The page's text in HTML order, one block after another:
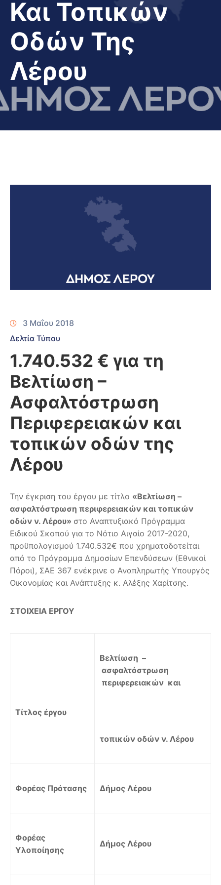
Και Τοπικών
Οδών Της
Λέρου
3 Μαΐου 2018
Δελτία Τύπου
1.740.532 € για τη
Βελτίωση –
Ασφαλτόστρωση
Περιφερειακών και
τοπικών οδών της
Λέρου
Την έγκριση του έργου με τίτλο «Βελτίωση –
ασφαλτόστρωση περιφερειακών και τοπικών
οδών ν. Λέρου» στο Αναπτυξιακό Πρόγραμμα
Ειδικού Σκοπού για το Νότιο Αιγαίο 2017-2020,
προϋπολογισμού 1.740.532€ που χρηματοδοτείται
από το Πρόγραμμα Δημοσίων Επενδύσεων (Εθνικοί
Πόροι), ΣΑΕ 367 ενέκρινε ο Αναπληρωτής Υπουργός
Οικονομίας και Ανάπτυξης κ. Αλέξης Χαρίτσης.
ΣΤΟΙΧΕΙΑ ΕΡΓΟΥ
Τίτλος έργου
Βελτίωση –
ασφαλτόστρωση
περιφερειακών και
τοπικών οδών ν. Λέρου
Φορέας Πρότασης Δήμος Λέρου
Φορέας
Υλοποίησης
Δήμος Λέρου